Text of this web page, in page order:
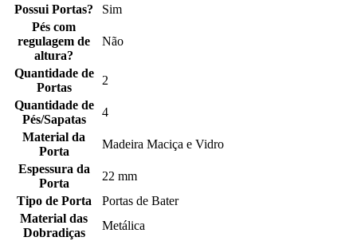
Possui Portas?
Sim
Pés com
regulagem de
altura?
Não
Quantidade de
Portas
2
Quantidade de
Pés/Sapatas
4
Material da
Porta
Madeira Maciça e Vidro
Espessura da
Porta
22 mm
Tipo de Porta
Portas de Bater
Material das
Dobradiças
Metálica